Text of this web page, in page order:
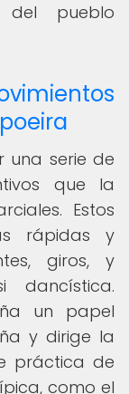
del pueblo
una serie de
que la
Estos
rápidas y
giros, y
dancística.
un papel
y dirige la
práctica de
como el